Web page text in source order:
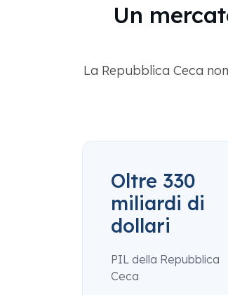
Un
La Repubblica Ceca
Oltre 330
miliardi di
dollari
PIL della Repubblica
Ceca